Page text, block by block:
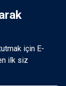
için E-
ilk siz